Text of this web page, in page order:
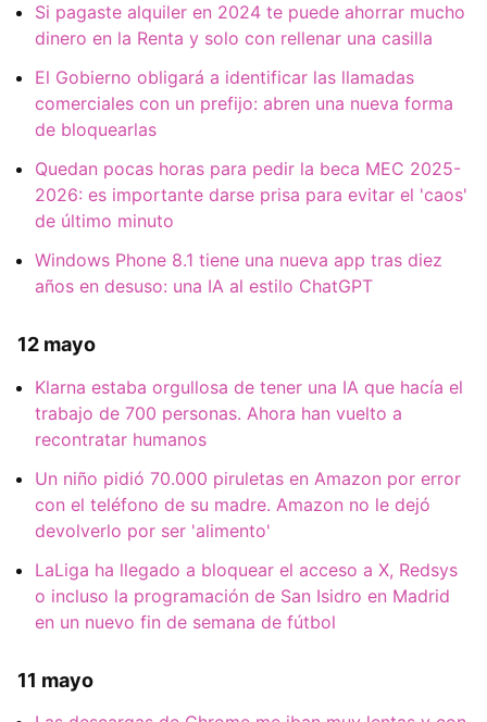
Si pagaste alquiler en 2024 te puede ahorrar mucho
dinero en la Renta y solo con rellenar una casilla
El Gobierno obligará a identificar las llamadas
comerciales con un prefijo: abren una nueva forma
de bloquearlas
Quedan pocas horas para pedir la beca MEC 2025-
2026: es importante darse prisa para evitar el 'caos'
de último minuto
Windows Phone 8.1 tiene una nueva app tras diez
años en desuso: una IA al estilo ChatGPT
12 mayo
Klarna estaba orgullosa de tener una IA que hacía el
trabajo de 700 personas. Ahora han vuelto a
recontratar humanos
Un niño pidió 70.000 piruletas en Amazon por error
con el teléfono de su madre. Amazon no le dejó
devolverlo por ser 'alimento'
LaLiga ha llegado a bloquear el acceso a X, Redsys
o incluso la programación de San Isidro en Madrid
en un nuevo fin de semana de fútbol
11 mayo